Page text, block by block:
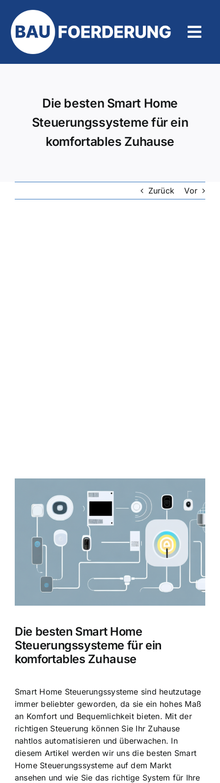
Inhalt
springen
Die besten Smart Home
Steuerungssysteme für ein
komfortables Zuhause
Zurück Vor
grösseres
Die besten Smart Home
Steuerungssysteme für ein
komfortables Zuhause
Smart Home Steuerungssysteme sind heutzutage
immer beliebter geworden, da sie ein hohes Maß
an Komfort und Bequemlichkeitbieten. Mit der
richtigen Steuerung können Sie Ihr Zuhause
nahtlos automatisieren und überwachen. In
diesem Artikel werden wir uns die besten Smart
Home Steuerungssysteme auf dem Markt
ansehen und wie Sie das richtige System für Ihre